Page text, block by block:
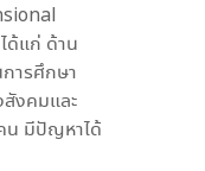
ด้แก่ ด้าน
ารศึกษา
งคมและ
น มีปัญหาได้